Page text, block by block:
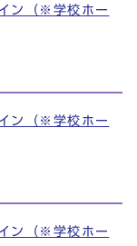
ン（※学校ホー
ン（※学校ホー
ン（※学校ホー